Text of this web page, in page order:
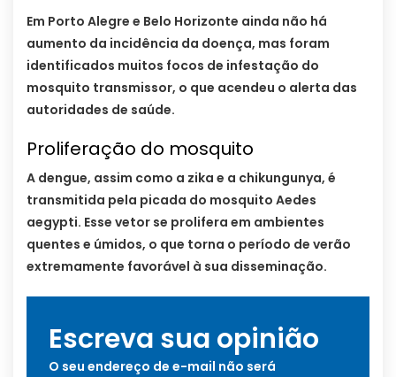
Em Porto Alegre e Belo Horizonte ainda não há
aumento da incidência da doença, mas foram
identificados muitos focos de infestação do
mosquito transmissor, o que acendeu o alerta das
autoridades de saúde.
Proliferação do mosquito
A dengue, assim como a zika e a chikungunya, é
transmitida pela picada do mosquito Aedes
aegypti. Esse vetor se prolifera em ambientes
quentes e úmidos, o que torna o período de verão
extremamente favorável à sua disseminação.
Escreva sua opinião
O seu endereço de e-mail não será